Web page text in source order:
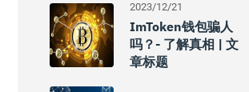
2023/12/21
ImToken钱包骗人
吗？- 了解真相 | 文
章标题